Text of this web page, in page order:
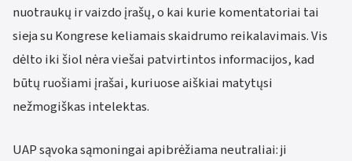
nuotraukų ir vaizdo įrašų, o kai kurie komentatoriai tai
sieja su Kongrese keliamais skaidrumo reikalavimais. Vis
dėlto iki šiol nėra viešai patvirtintos informacijos, kad
būtų ruošiami įrašai, kuriuose aiškiai matytųsi
nežmogiškas intelektas.
UAP sąvoka sąmoningai apibrėžiama neutraliai: ji